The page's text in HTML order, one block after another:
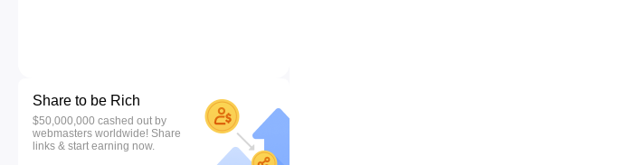
Share to be Rich
$50,000,000 cashed out by
webmasters worldwide! Share
links & start earning now.